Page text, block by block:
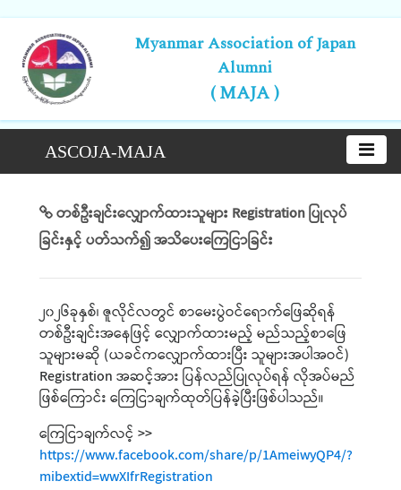
Myanmar Association of Japan
Alumni
( MAJA )
ASCOJA-MAJA
တစ်ဦးချင်းလျှောက်ထားသူများ Registration ပြုလုပ်
ခြင်းနှင့် ပတ်သက်၍ အသိပေးကြေငြာခြင်း
၂၀၂၆ခုနှစ်၊ ဇူလိုင်လတွင် စာမေးပွဲဝင်ရောက်ဖြေဆိုရန်
တစ်ဦးချင်းအနေဖြင့် လျှောက်ထားမည့် မည်သည့်စာဖြေ
သူများမဆို (ယခင်ကလျှောက်ထားပြီး သူများအပါအဝင်)
Registration အဆင့်အား ပြန်လည်ပြုလုပ်ရန် လိုအပ်မည်
ဖြစ်ကြောင်း ကြေငြာချက်ထုတ်ပြန်ခဲ့ပြီးဖြစ်ပါသည်။
ကြေငြာချက်လင့် >>
https://www.facebook.com/share/p/1AmeiwyQP4/?
mibextid=wwXIfrRegistration